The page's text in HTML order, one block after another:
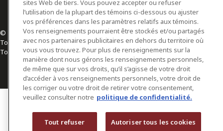
© 2026 Osler, Hoskin & Harcourt S.E.N.C.R.L./s.r.l.
Tous droits réservés
Toronto | Montréal | Calgary | Vancouver | Ottawa | New York
sites Web de tiers. Vous pouvez accepter ou refuser
l’utilisation de la plupart des témoins ci-dessous ou ajuster
vos préférences dans les paramètres relatifs aux témoins.
Vos renseignements pourraient être stockés et/ou partagés
avec nos partenaires publicitaires en dehors du territoire où
vous vous trouvez. Pour plus de renseignements sur la
manière dont nous gérons les renseignements personnels,
de même que sur vos droits, qu’il s’agisse de votre droit
d’accéder à vos renseignements personnels, votre droit de
les corriger ou votre droit de retirer votre consentement,
veuillez consulter notre politique de confidentialité.
Tout refuser Autoriser tous les cookies